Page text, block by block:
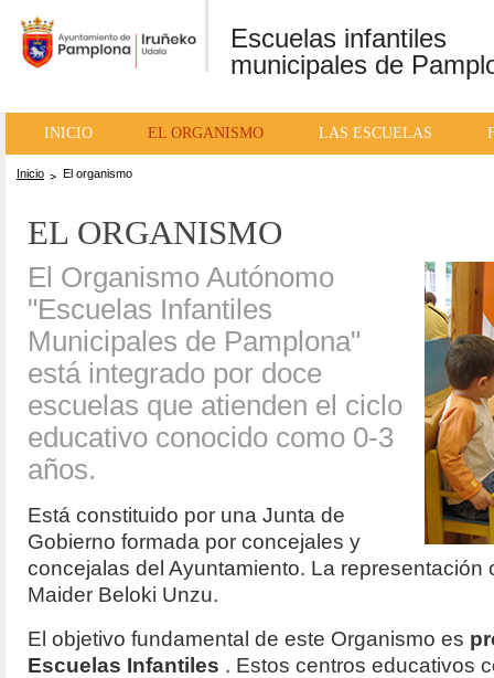
Ayuntamiento
de Pamplona /
Escuelas infantiles
municipales de
INICIO EL ORGANISMO LAS ESCUELAS
Inicio El organismo
EL ORGANISMO
El Organismo Autónomo
"Escuelas Infantiles
Municipales de Pamplona"
está integrado por doce
escuelas que atienden el ciclo
educativo conocido como 0-3
años.
Está constituido por una Junta de
Gobierno formada por concejales y
concejalas del Ayuntamiento. La representación
Maider Beloki Unzu.
El objetivo fundamental de este Organismo es
Escuelas Infantiles . Estos centros educativos